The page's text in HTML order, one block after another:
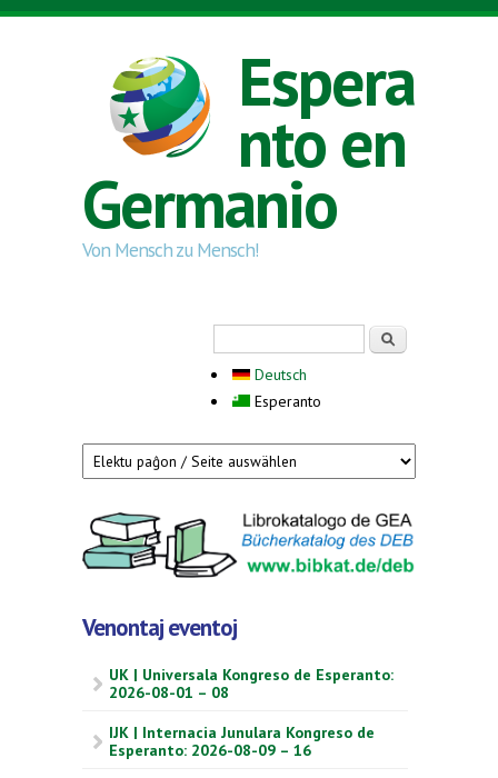
Skip to main content
Espera
nto en
Germanio
Von Mensch zu Mensch!
Deutsch
Esperanto
Venontaj eventoj
UK | Universala Kongreso de Esperanto:
2026-08-01 – 08
IJK | Internacia Junulara Kongreso de
Esperanto: 2026-08-09 – 16